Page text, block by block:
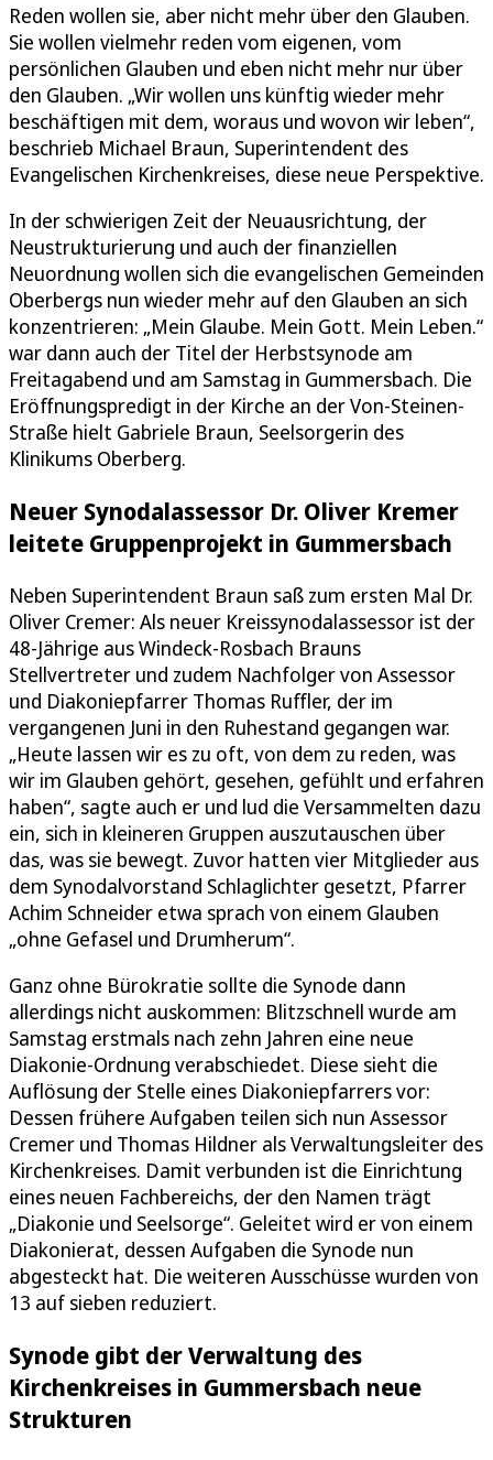
Reden wollen sie, aber nicht mehr über den Glauben.
Sie wollen vielmehr reden vom eigenen, vom
persönlichen Glauben und eben nicht mehr nur über
den Glauben. „Wir wollen uns künftig wieder mehr
beschäftigen mit dem, woraus und wovon wir leben“,
beschrieb Michael Braun, Superintendent des
Evangelischen Kirchenkreises, diese neue Perspektive.
In der schwierigen Zeit der Neuausrichtung, der
Neustrukturierung und auch der finanziellen
Neuordnung wollen sich die evangelischen Gemeinden
Oberbergs nun wieder mehr auf den Glauben an sich
konzentrieren: „Mein Glaube. Mein Gott. Mein Leben.“
war dann auch der Titel der Herbstsynode am
Freitagabend und am Samstag in Gummersbach. Die
Eröffnungspredigt in der Kirche an der Von-Steinen-
Straße hielt Gabriele Braun, Seelsorgerin des
Klinikums Oberberg.
Neuer Synodalassessor Dr. Oliver Kremer
leitete Gruppenprojekt in Gummersbach
Neben Superintendent Braun saß zum ersten Mal Dr.
Oliver Cremer: Als neuer Kreissynodalassessor ist der
48-Jährige aus Windeck-Rosbach Brauns
Stellvertreter und zudem Nachfolger von Assessor
und Diakoniepfarrer Thomas Ruffler, der im
vergangenen Juni in den Ruhestand gegangen war.
„Heute lassen wir es zu oft, von dem zu reden, was
wir im Glauben gehört, gesehen, gefühlt und erfahren
haben“, sagte auch er und lud die Versammelten dazu
ein, sich in kleineren Gruppen auszutauschen über
das, was sie bewegt. Zuvor hatten vier Mitglieder aus
dem Synodalvorstand Schlaglichter gesetzt, Pfarrer
Achim Schneider etwa sprach von einem Glauben
„ohne Gefasel und Drumherum“.
Ganz ohne Bürokratie sollte die Synode dann
allerdings nicht auskommen: Blitzschnell wurde am
Samstag erstmals nach zehn Jahren eine neue
Diakonie-Ordnung verabschiedet. Diese sieht die
Auflösung der Stelle eines Diakoniepfarrers vor:
Dessen frühere Aufgaben teilen sich nun Assessor
Cremer und Thomas Hildner als Verwaltungsleiter des
Kirchenkreises. Damit verbunden ist die Einrichtung
eines neuen Fachbereichs, der den Namen trägt
„Diakonie und Seelsorge“. Geleitet wird er von einem
Diakonierat, dessen Aufgaben die Synode nun
abgesteckt hat. Die weiteren Ausschüsse wurden von
13 auf sieben reduziert.
Synode gibt der Verwaltung des
Kirchenkreises in Gummersbach neue
Strukturen